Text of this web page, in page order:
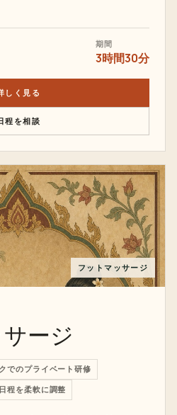
期間
3時間30分
しく見る
程を相談
フットマッサージ
ージ
でのプライベート研修
程を柔軟に調整